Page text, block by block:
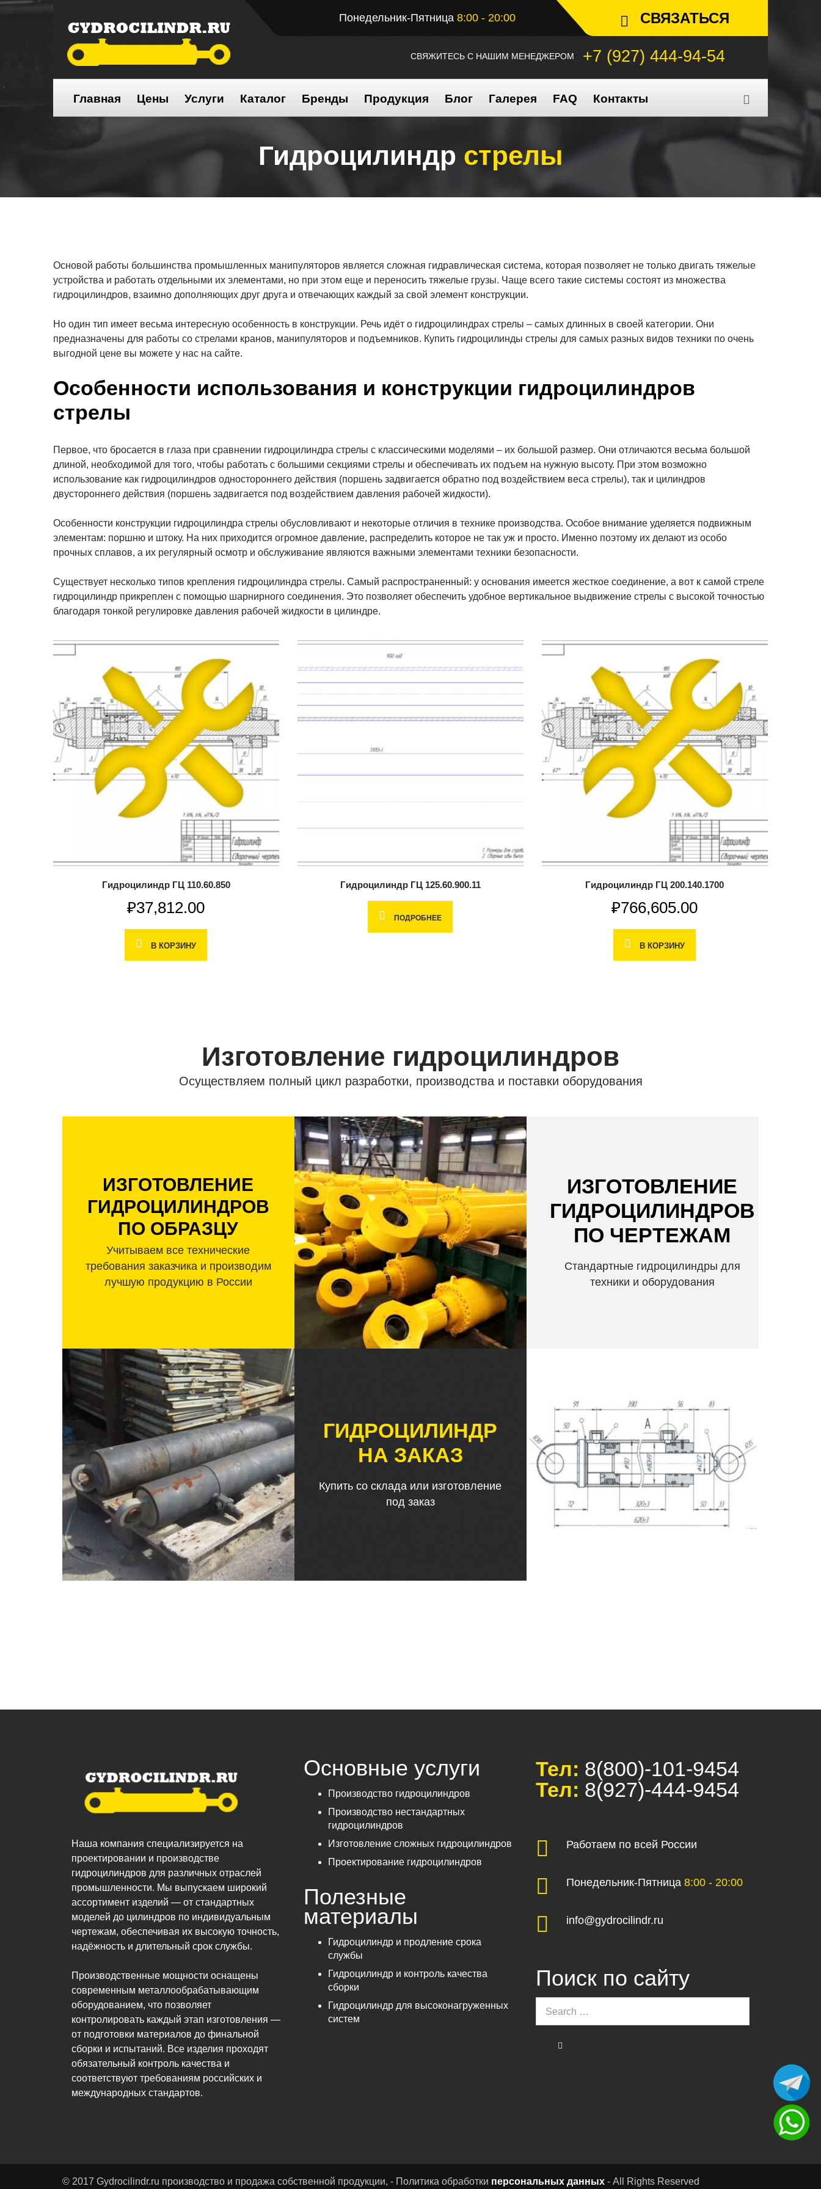
Понедельник-Пятница 8:00 - 20:00 СВЯЗАТЬСЯ
СВЯЖИТЕСЬ С НАШИМ МЕНЕДЖЕРОМ +7 (927) 444-94-54
Главная Цены Услуги Каталог Бренды Продукция Блог Галерея FAQ Контакты
Гидроцилиндр стрелы
Основой работы большинства промышленных манипуляторов является сложная гидравлическая система, которая позволяет не только двигать тяжелые
устройства и работать отдельными их элементами, но при этом еще и переносить тяжелые грузы. Чаще всего такие системы состоят из множества
гидроцилиндров, взаимно дополняющих друг друга и отвечающих каждый за свой элемент конструкции.
Но один тип имеет весьма интересную особенность в конструкции. Речь идёт о гидроцилиндрах стрелы – самых длинных в своей категории. Они
предназначены для работы со стрелами кранов, манипуляторов и подъемников. Купить гидроцилинды стрелы для самых разных видов техники по очень
выгодной цене вы можете у нас на сайте.
Особенности использования и конструкции гидроцилиндров
стрелы
Первое, что бросается в глаза при сравнении гидроцилиндра стрелы с классическими моделями – их большой размер. Они отличаются весьма большой
длиной, необходимой для того, чтобы работать с большими секциями стрелы и обеспечивать их подъем на нужную высоту. При этом возможно
использование как гидроцилиндров одностороннего действия (поршень задвигается обратно под воздействием веса стрелы), так и цилиндров
двустороннего действия (поршень задвигается под воздействием давления рабочей жидкости).
Особенности конструкции гидроцилиндра стрелы обусловливают и некоторые отличия в технике производства. Особое внимание уделяется подвижным
элементам: поршню и штоку. На них приходится огромное давление, распределить которое не так уж и просто. Именно поэтому их делают из особо
прочных сплавов, а их регулярный осмотр и обслуживание являются важными элементами техники безопасности.
Существует несколько типов крепления гидроцилиндра стрелы. Самый распространенный: у основания имеется жесткое соединение, а вот к самой стреле
гидроцилиндр прикреплен с помощью шарнирного соединения. Это позволяет обеспечить удобное вертикальное выдвижение стрелы с высокой точностью
благодаря тонкой регулировке давления рабочей жидкости в цилиндре.
Гидроцилиндр ГЦ 110.60.850
₽37,812.00
В КОРЗИНУ
Гидроцилиндр ГЦ 125.60.900.11
ПОДРОБНЕЕ
Гидроцилиндр ГЦ 200.140.1700
₽766,605.00
В КОРЗИНУ
Изготовление гидроцилиндров
Осуществляем полный цикл разработки, производства и поставки оборудования
ИЗГОТОВЛЕНИЕ
ГИДРОЦИЛИНДРОВ
ПО ОБРАЗЦУ
Учитываем все технические
требования заказчика и производим
лучшую продукцию в России
ИЗГОТОВЛЕНИЕ
ГИДРОЦИЛИНДРОВ
ПО ЧЕРТЕЖАМ
Стандартные гидроцилиндры для
техники и оборудования
ГИДРОЦИЛИНДР
НА ЗАКАЗ
Купить со склада или изготовление
под заказ
Наша компания специализируется на
проектировании и производстве
гидроцилиндров для различных отраслей
промышленности. Мы выпускаем широкий
ассортимент изделий — от стандартных
моделей до цилиндров по индивидуальным
чертежам, обеспечивая их высокую точность,
надёжность и длительный срок службы.
Производственные мощности оснащены
современным металлообрабатывающим
оборудованием, что позволяет
контролировать каждый этап изготовления —
от подготовки материалов до финальной
сборки и испытаний. Все изделия проходят
обязательный контроль качества и
соответствуют требованиям российских и
международных стандартов.
Основные услуги
Производство гидроцилиндров
Производство нестандартных
гидроцилиндров
Изготовление сложных гидроцилиндров
Проектирование гидроцилиндров
Полезные
материалы
Гидроцилиндр и продление срока
службы
Гидроцилиндр и контроль качества
сборки
Гидроцилиндр для высоконагруженных
систем
Тел: 8(800)-101-9454
Тел: 8(927)-444-9454
Работаем по всей России
Понедельник-Пятница 8:00 - 20:00
info@gydrocilindr.ru
Поиск по сайту
© 2017 Gydrocilindr.ru производство и продажа собственной продукции, - Политика обработки персональных данных - All Rights Reserved